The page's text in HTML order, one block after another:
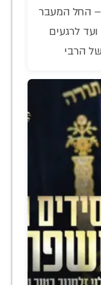
– החל המעבר
לרגעים
הרבי